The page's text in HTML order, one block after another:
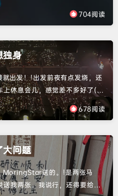
业，为了整毕业论文，实在是没
主题顶上来。屋漏偏逢连夜雨，
得了吧你说。且由于主题站的
招了。毕业答辩完，终得腾出
704阅读
独身
出发！!出发前夜有点发烧，还
休息会儿，感觉差不多好了(实
面，看小红书推荐去的，好贵好
吃完面实在难受，赶紧回酒店休
了啊！一览众山小。前半场有
渐渐气氛火热了起来。总是忘
678阅读
成了大问题
MoringStar送的。!是两张马
我两张。我说行，还得要给我